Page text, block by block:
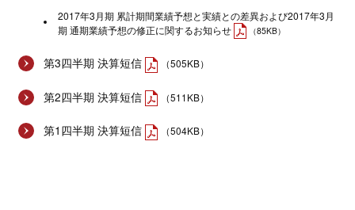
2017年3月期 累計期間業績予想と実績との差異および2017年3月
期 通期業績予想の修正に関するお知らせ
（85KB）
第3四半期 決算短信 （505KB）
第2四半期 決算短信 （511KB）
第1四半期 決算短信 （504KB）